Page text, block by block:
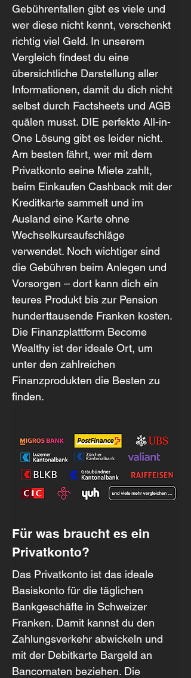
Gebührenfallen gibt es viele und
wer diese nicht kennt, verschenkt
richtig viel Geld. In unserem
Vergleich findest du eine
übersichtliche Darstellung aller
Informationen, damit du dich nicht
selbst durch Factsheets und AGB
quälen musst. DIE perfekte All-in-
One Lösung gibt es leider nicht.
Am besten fährt, wer mit dem
Privatkonto seine Miete zahlt,
beim Einkaufen Cashback mit der
Kreditkarte sammelt und im
Ausland eine Karte ohne
Wechselkursaufschläge
verwendet. Noch wichtiger sind
die Gebühren beim Anlegen und
Vorsorgen – dort kann dich ein
teures Produkt bis zur Pension
hunderttausende Franken kosten.
Die Finanzplattform Become
Wealthy ist der ideale Ort, um
unter den zahlreichen
Finanzprodukten die Besten zu
finden.
Für was braucht es ein
Privatkonto?
Das Privatkonto ist das ideale
Basiskonto für die täglichen
Bankgeschäfte in Schweizer
Franken. Damit kannst du den
Zahlungsverkehr abwickeln und
mit der Debitkarte Bargeld an
Bancomaten beziehen. Die